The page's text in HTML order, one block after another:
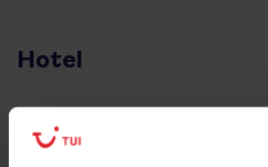
Hotel
Pokoje